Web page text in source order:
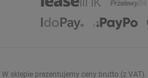
W sklepie prezentujemy ceny brutto (z VAT).